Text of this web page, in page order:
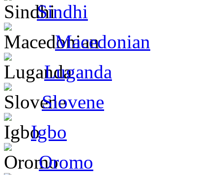
Sindhi
Macedonian
Luganda
Slovene
Igbo
Oromo